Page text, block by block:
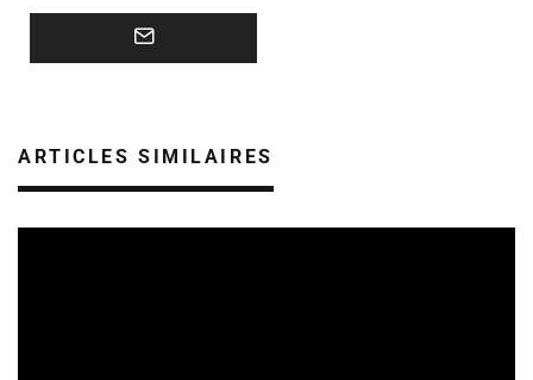
ARTICLES SIMILAIRES